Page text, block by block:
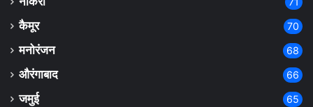
कैमूर 70
मनोरंजन 68
औरंगाबाद 66
जमुई 65